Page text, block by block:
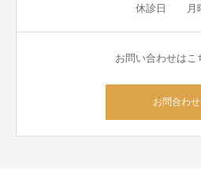
休診日 月
お問い合わせはこ
お問合わせ